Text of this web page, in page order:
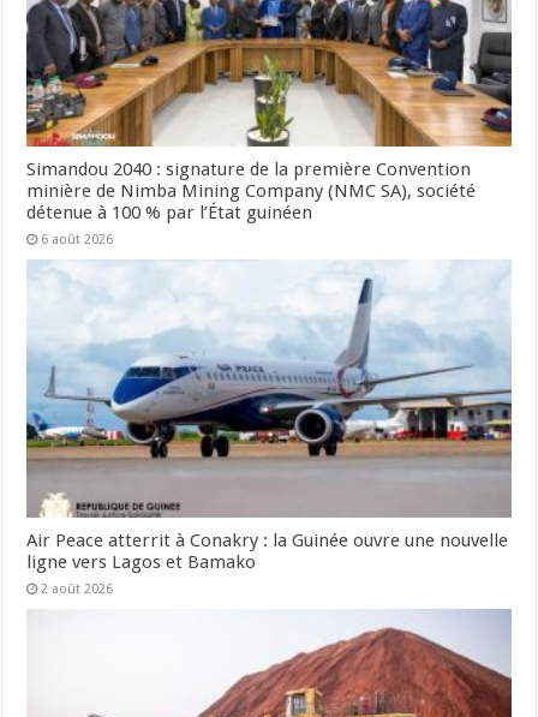
Simandou 2040 : signature de la première Convention
minière de Nimba Mining Company (NMC SA), société
détenue à 100 % par l’État guinéen
6 août 2026
Air Peace atterrit à Conakry : la Guinée ouvre une nouvelle
ligne vers Lagos et Bamako
2 août 2026